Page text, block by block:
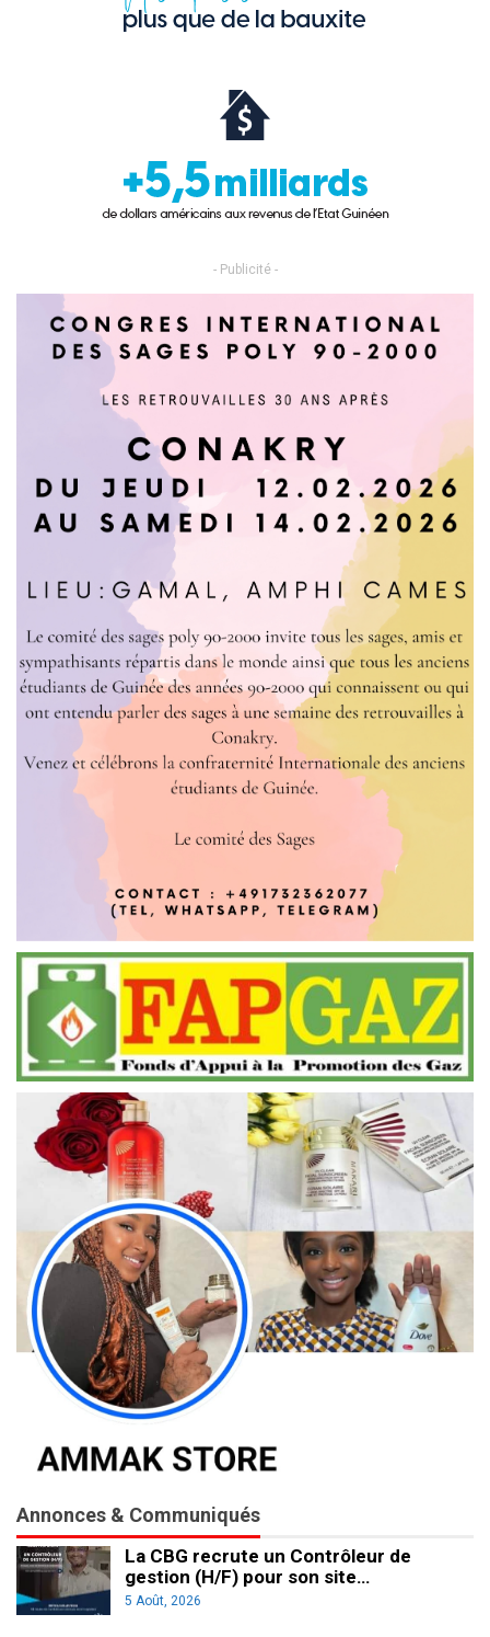
- Publicité -
Annonces & Communiqués
La CBG recrute un Contrôleur de
gestion (H/F) pour son site…
5 Août, 2026